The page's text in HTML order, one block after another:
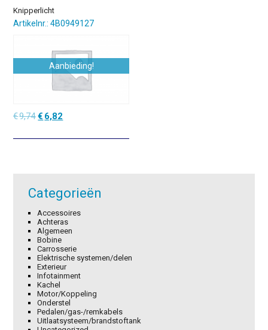
Knipperlicht
Artikelnr.: 4B0949127
Aanbieding!
€9,74Oorspronkelijke
was:
€ 6,82
is:
Categorieën
Accessoires
Achteras
Algemeen
Bobine
Carrosserie
Elektrische systemen/delen
Exterieur
Infotainment
Kachel
Motor/Koppeling
Onderstel
Pedalen/gas-/remkabels
Uitlaatsysteem/brandstoftank